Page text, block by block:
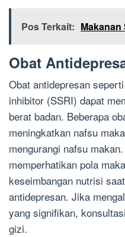
Pos Terkait:
Obat
Obat antidepresan
inhibitor (SSRI) dapat
berat badan. Beberapa
meningkatkan nafsu
mengurangi nafsu
memperhatikan pola
keseimbangan nutrisi
antidepresan. Jika
yang signifikan,
gizi.